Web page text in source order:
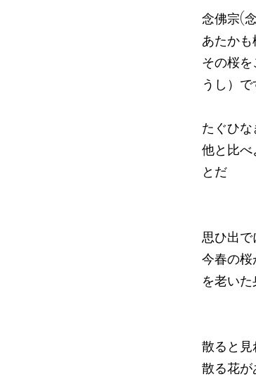
念佛宗(
あたか
その桜
うし）で
たぐひ
他と比
とだ
思ひ出
今春の
を老い
散ると
散る花